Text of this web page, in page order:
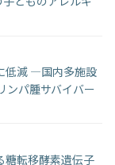
低減 ―国内多施設
ンパ腫サバイバー
転移酵素遺伝子